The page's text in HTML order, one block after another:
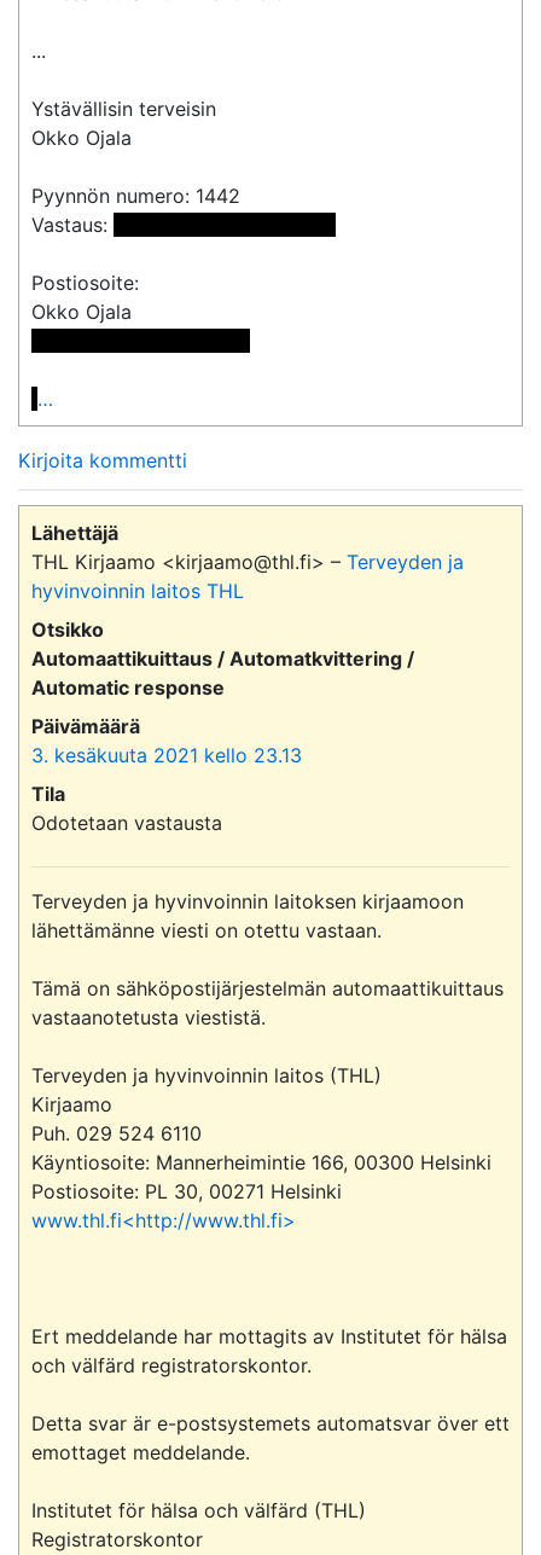
...
Ystävällisin terveisin
Okko Ojala
Pyynnön numero: 1442
Vastaus:
Postiosoite:
…
Kirjoita kommentti
Lähettäjä
THL Kirjaamo <kirjaamo@thl.fi> – Terveyden ja
hyvinvoinnin laitos THL
Otsikko
Automaattikuittaus / Automatkvittering /
Automatic response
Päivämäärä
3. kesäkuuta 2021 kello 23.13
Tila
Odotetaan vastausta
Terveyden ja hyvinvoinnin laitoksen kirjaamoon
lähettämänne viesti on otettu vastaan.
Tämä on sähköpostijärjestelmän automaattikuittaus
vastaanotetusta viestistä.
Terveyden ja hyvinvoinnin laitos (THL)
Kirjaamo
Puh. 029 524 6110
Käyntiosoite: Mannerheimintie 166, 00300 Helsinki
www.thl.fi<http://www.thl.fi>
Ert meddelande har mottagits av Institutet för hälsa
och välfärd registratorskontor.
Detta svar är e-postsystemets automatsvar över ett
emottaget meddelande.
Institutet för hälsa och välfärd (THL)
Registratorskontor